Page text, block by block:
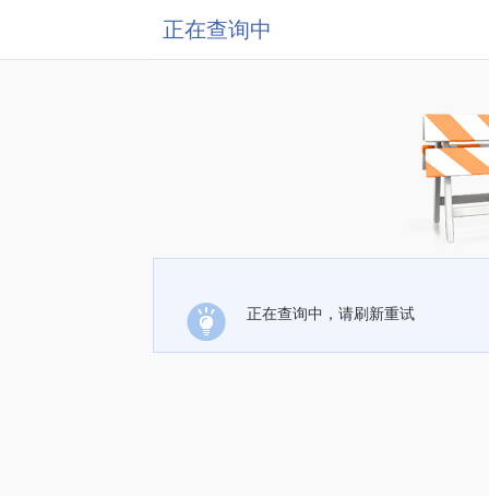
正在查询中
正在查询中，请刷新重试